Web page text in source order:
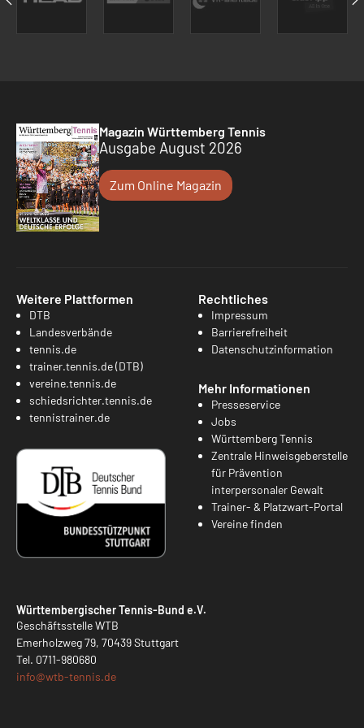
Magazin Württemberg Tennis
Ausgabe August 2026
Zum Online Magazin
Weitere Plattformen
DTB
Landesverbände
tennis.de
trainer.tennis.de (DTB)
vereine.tennis.de
schiedsrichter.tennis.de
tennistrainer.de
Rechtliches
Impressum
Barrierefreiheit
Datenschutzinformation
Mehr Informationen
Presseservice
Jobs
Württemberg Tennis
Zentrale Hinweisgeberstelle
für Prävention
interpersonaler Gewalt
Trainer- & Platzwart-Portal
Vereine finden
Württembergischer Tennis-Bund e.V.
Geschäftsstelle WTB
Emerholzweg 79, 70439 Stuttgart
Tel. 0711-980680
info@wtb-tennis.de